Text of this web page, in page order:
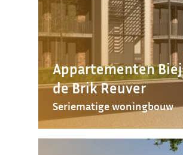
Appartementen Biej
de Brik Reuver
Seriematige woningbouw